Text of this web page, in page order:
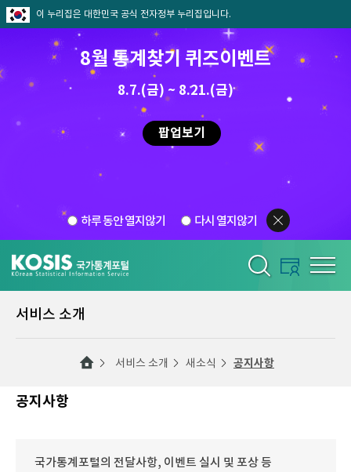
이 누리집은 대한민국 공식 전자정부 누리집입니다.
8월 통계찾기 퀴즈이벤트
8.7.(금) ~ 8.21.(금)
팝업보기
하루 동안 열지않기 다시 열지않기
서비스 소개
서비스 소개 새소식 공지사항
공지사항
국가통계포털의 전달사항, 이벤트 실시 및 포상 등